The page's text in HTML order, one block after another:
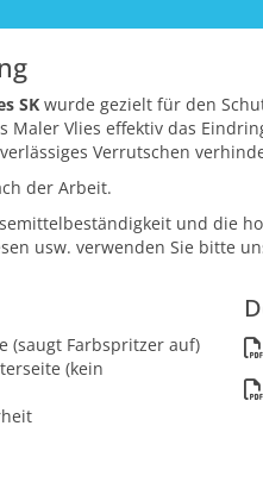
SK wurde gezielt für den
Maler Vlies effektiv das
Verrutschen
der Arbeit.
und die
usw. verwenden Sie bitte
(saugt Farbspritzer auf)
(kein